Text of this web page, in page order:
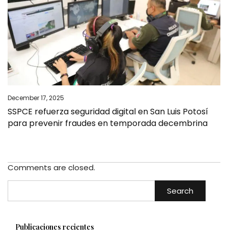
December 17, 2025
SSPCE refuerza seguridad digital en San Luis Potosí
para prevenir fraudes en temporada decembrina
Comments are closed.
Search
Publicaciones recientes